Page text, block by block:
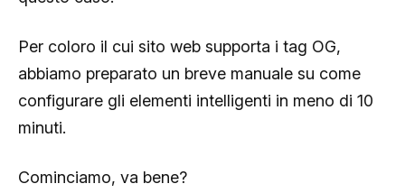
Per coloro il cui sito web supporta i tag OG,
abbiamo preparato un breve manuale su come
configurare gli elementi intelligenti in meno di 10
minuti.
Cominciamo, va bene?